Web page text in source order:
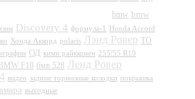
bmw bmw
Discovery 4 формула-1
Honda Accord
Хонда Аккорд polaris Лэнд Ровер ТО
ОД кими райкконен 255/55 R19
BMW F10 бмв 528 Ленд Ровер
видео задние тормозные колодки покрышка
выходные